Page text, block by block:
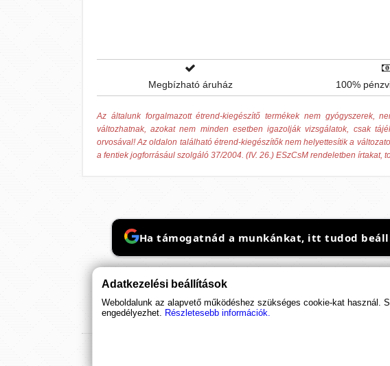
Megbízható áruház 100%
Az általunk forgalmazott étrend-kiegészítő termékek nem gyógyszerek,
változhatnak, azokat nem minden esetben igazolják vizsgálatok, csak
orvosával! Az oldalon található étrend-kiegészítők nem helyettesítik a
a fentiek jogforrásául szolgáló 37/2004. (IV. 26.) ESzCsM rendeletben írtakat,
Ha támogatnád a munkánkat, itt tudod
Adatkezelési beállítások
Weboldalunk az alapvető működéshez szükséges cookie-kat
engedélyezhet. Részletesebb információk.